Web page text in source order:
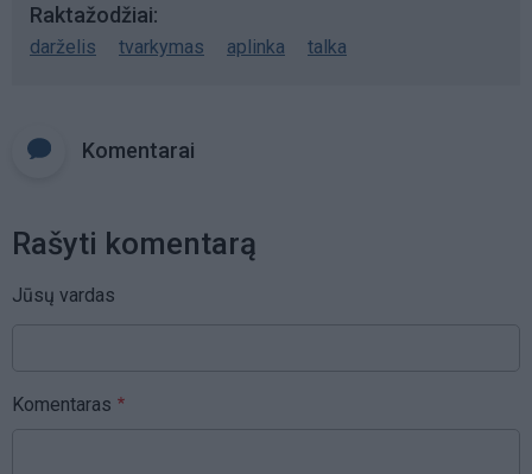
Raktažodžiai
darželis tvarkymas aplinka talka
Komentarai
Rašyti komentarą
Jūsų vardas
Komentaras